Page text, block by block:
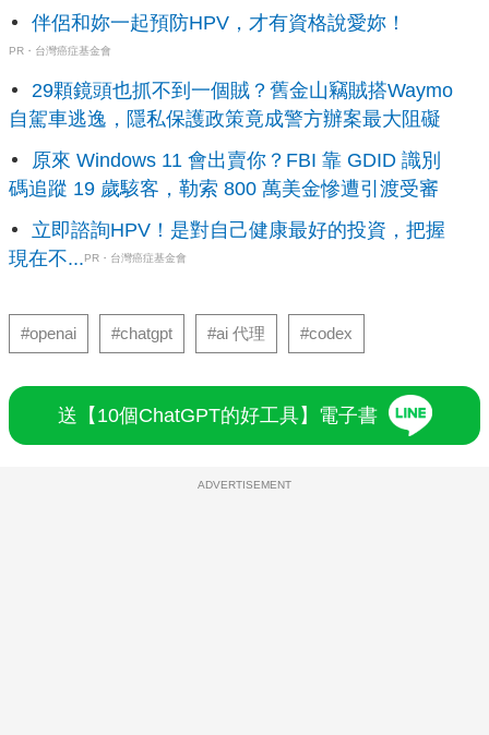
伴侶和妳一起預防HPV，才有資格說愛妳！
PR・台灣癌症基金會
29顆鏡頭也抓不到一個賊？舊金山竊賊搭Waymo
自駕車逃逸，隱私保護政策竟成警方辦案最大阻礙
原來 Windows 11 會出賣你？FBI 靠 GDID 識別
碼追蹤 19 歲駭客，勒索 800 萬美金慘遭引渡受審
立即諮詢HPV！是對自己健康最好的投資，把握
現在不...PR・台灣癌症基金會
#openai #chatgpt #ai 代理 #codex
送【10個ChatGPT的好工具】電子書
ADVERTISEMENT